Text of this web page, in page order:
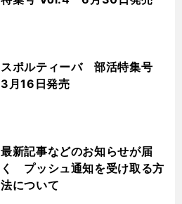
スポルティーバ 部活特集号
3月16日発売
最新記事などのお知らせが届
く プッシュ通知を受け取る方
法について